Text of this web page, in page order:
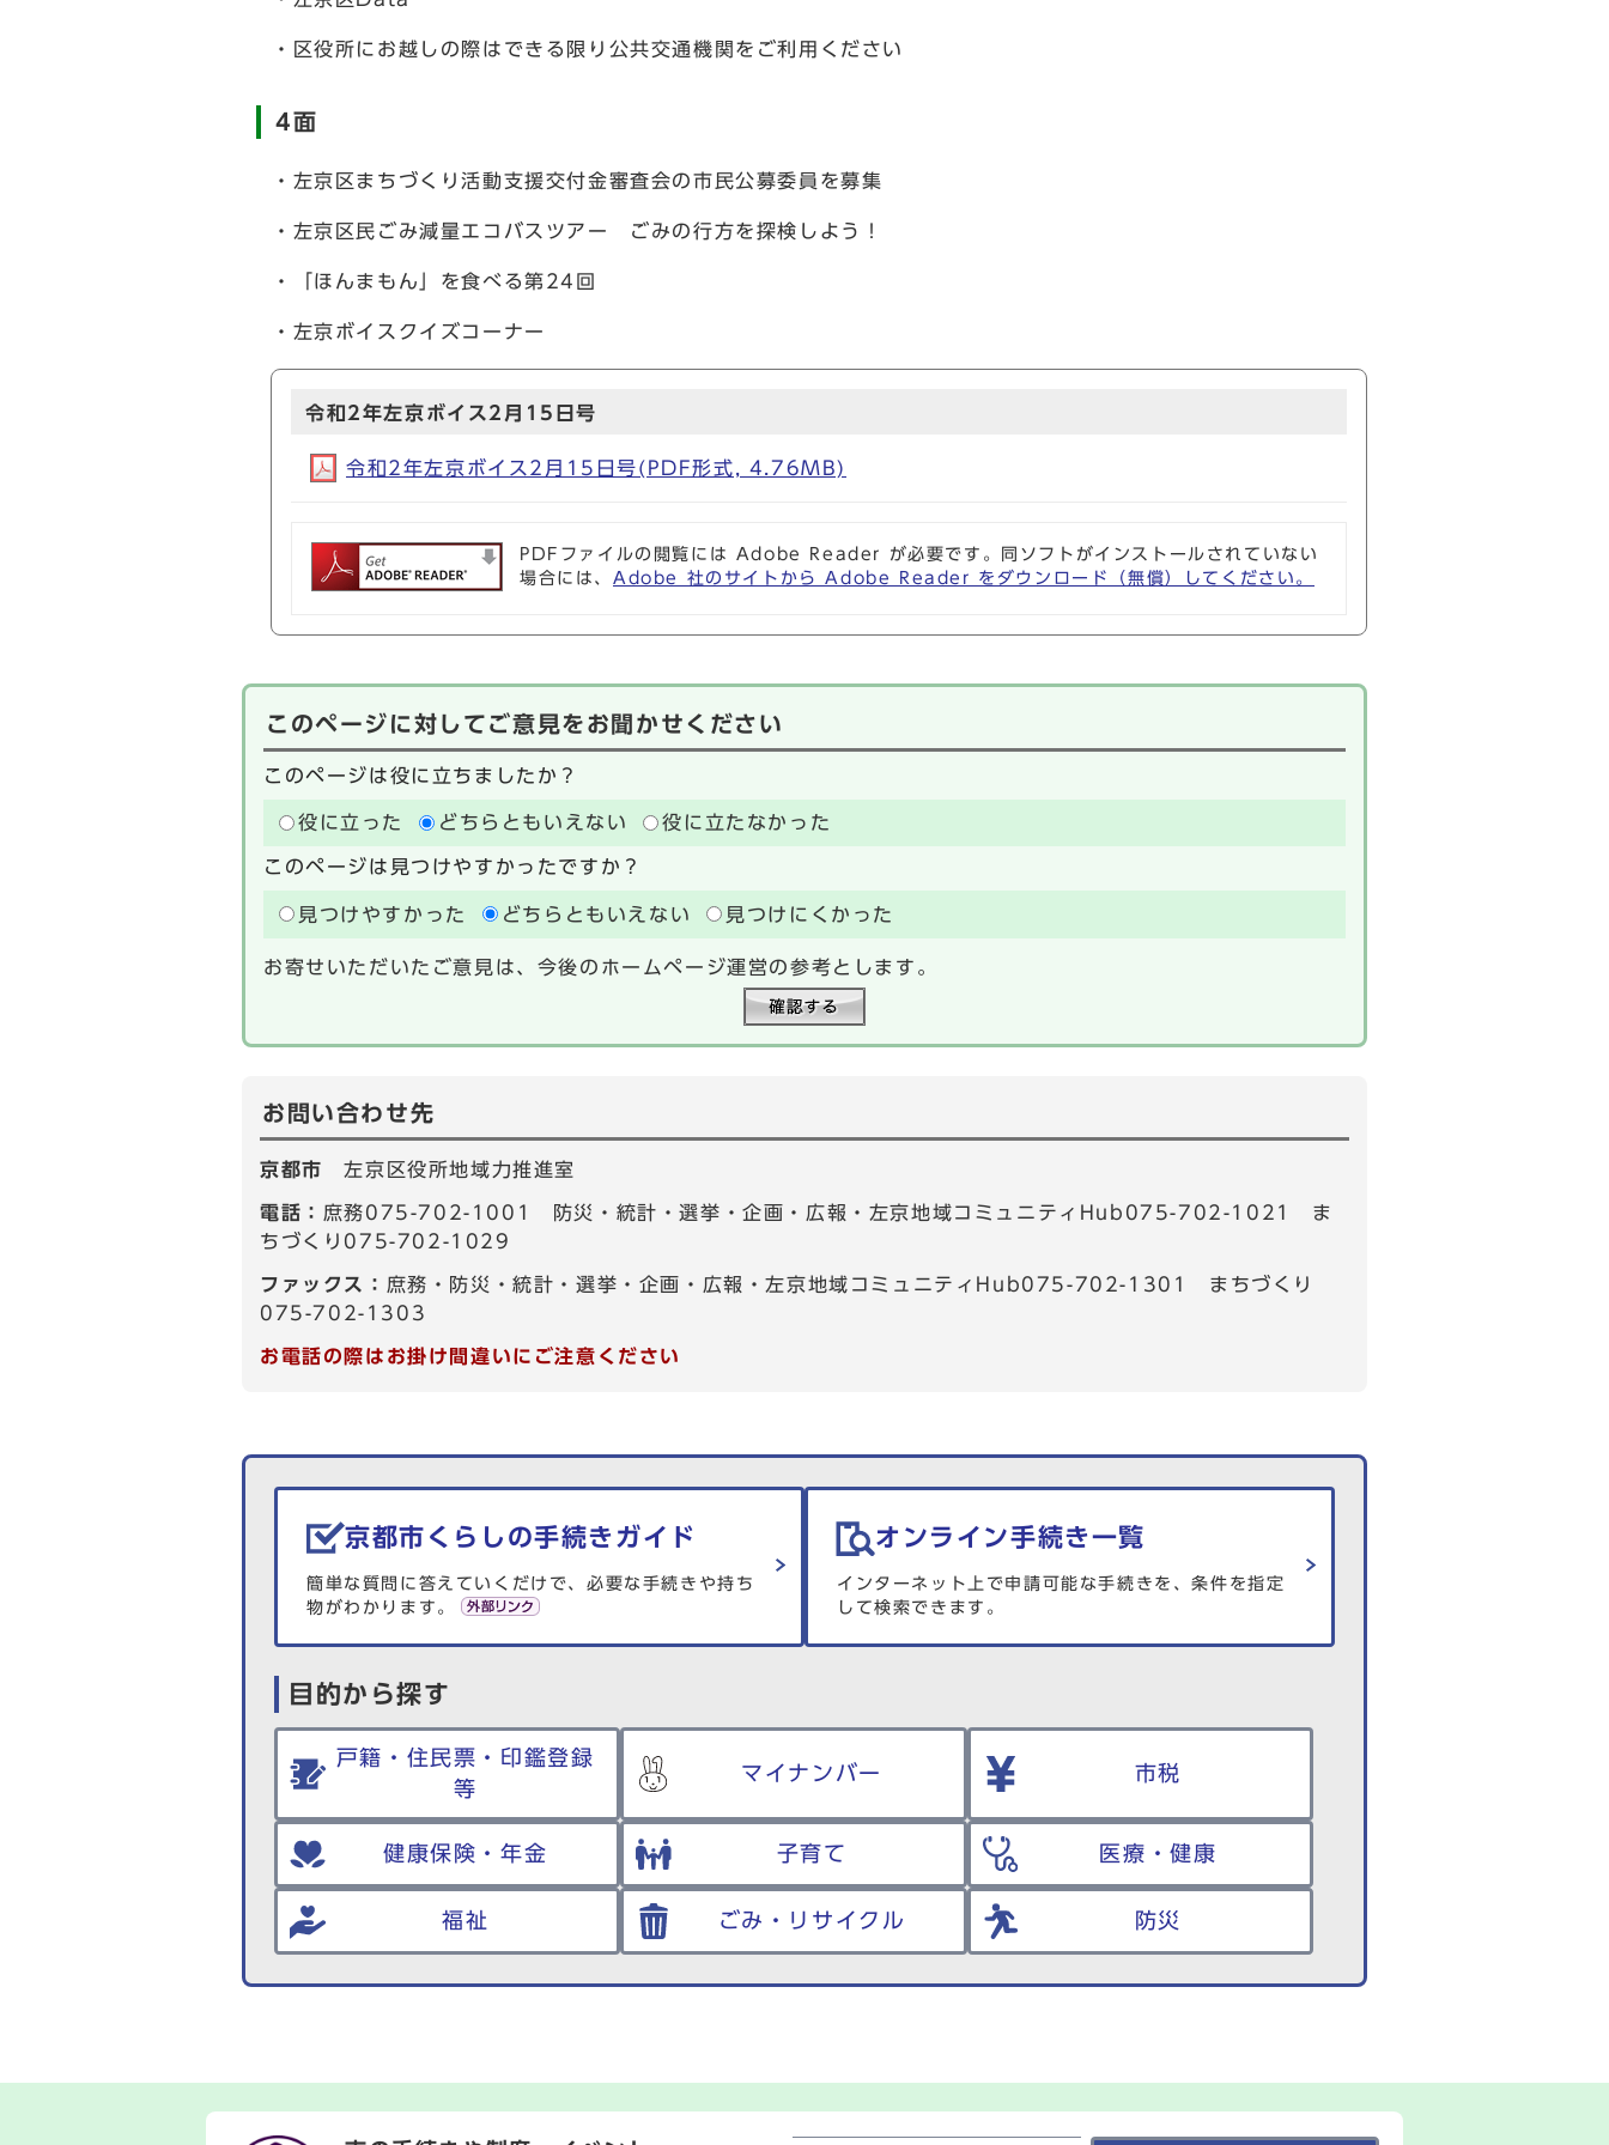
・区役所にお越しの際はできる限り公共交通機関をご利用ください
4面
・左京区まちづくり活動支援交付金審査会の市民公募委員を募集
・左京区民ごみ減量エコバスツアー ごみの行方を探検しよう！
・「ほんまもん」を食べる第24回
・左京ボイスクイズコーナー
令和2年左京ボイス2月15日号
令和2年左京ボイス2月15日号(PDF形式, 4.76MB)
PDFファイルの閲覧には Adobe Reader が必要です。同ソフトがインストールされていない
場合には、 Adobe 社のサイトから Adobe Reader をダウンロード（無償）してください。
このページに対してご意見をお聞かせください
このページは役に立ちましたか？
役に立った どちらともいえない 役に立たなかった
このページは見つけやすかったですか？
見つけやすかった どちらともいえない 見つけにくかった
お寄せいただいたご意見は、今後のホームページ運営の参考とします。
お問い合わせ先
京都市左京区役所地域力推進室
電話： 庶務075-702-1001 防災・統計・選挙・企画・広報・左京地域コミュニティHub075-702-1021 ま
ちづくり075-702-1029
ファックス： 庶務・防災・統計・選挙・企画・広報・左京地域コミュニティHub075-702-1301 まちづくり
075-702-1303
お電話の際はお掛け間違いにご注意ください
生活情報を探す
京都市くらしの手続きガイド
簡単な質問に答えていくだけで、必要な手続きや持ち
物がわかります。
オンライン手続き一覧
インターネット上で申請可能な手続きを、条件を指定
して検索できます。
目的から探す
戸籍・住民票・印鑑登録
等
マイナンバー 市税
健康保険・年金 子育て 医療・健康
福祉 ごみ・リサイクル 防災